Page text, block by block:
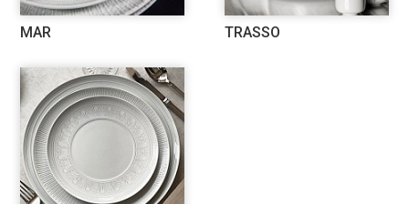
MAR TRASSO